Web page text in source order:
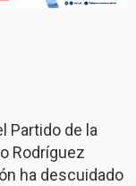
Partido de la
Rodríguez
ha descuidado